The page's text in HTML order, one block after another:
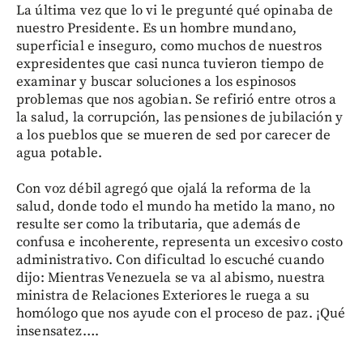
La última vez que lo vi le pregunté qué opinaba de
nuestro Presidente. Es un hombre mundano,
superficial e inseguro, como muchos de nuestros
expresidentes que casi nunca tuvieron tiempo de
examinar y buscar soluciones a los espinosos
problemas que nos agobian. Se refirió entre otros a
la salud, la corrupción, las pensiones de jubilación y
a los pueblos que se mueren de sed por carecer de
agua potable.
Con voz débil agregó que ojalá la reforma de la
salud, donde todo el mundo ha metido la mano, no
resulte ser como la tributaria, que además de
confusa e incoherente, representa un excesivo costo
administrativo. Con dificultad lo escuché cuando
dijo: Mientras Venezuela se va al abismo, nuestra
ministra de Relaciones Exteriores le ruega a su
homólogo que nos ayude con el proceso de paz. ¡Qué
insensatez….